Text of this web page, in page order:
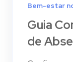
Bem-estar
Guia
de